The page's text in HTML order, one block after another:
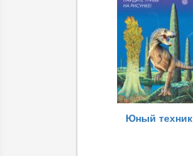
Юный техник